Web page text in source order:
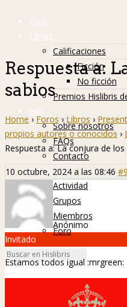
Inicio
Libros
Calificaciones
Ficción
No ficción
Premios Hislibris
Info
Sobre nosotros
FAQs
Contacto
Hislibreños
Actividad
Grupos
Miembros
Foro
Respuesta a:
sabios
Home › Foros › Libros ›
propios autores o conocidos ›
Respuesta a: La conjura de los
10 octubre, 2024 a las 08:46
Anónimo
Invitado
Estamos todos igual :mrgreen: